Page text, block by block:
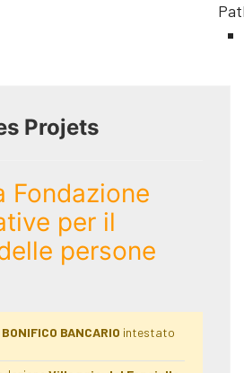
Projets
Fondazione
per il
persone
BONIFICO BANCARIO intestato